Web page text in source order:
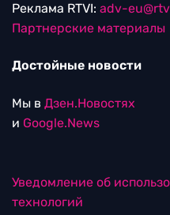
Реклама RTVI: adv-
Партнерские материалы
Достойные новости
Мы в Дзен.Новостях
и Google.News
Уведомление об
технологий